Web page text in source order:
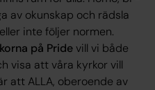
av okunskap och rädsla
inte följer normen.
på Pridevill vi både
visa att våra kyrkor vill
att ALLA, oberoende av